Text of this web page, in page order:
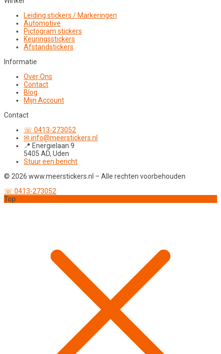
Leiding stickers / Markeringen
Automotive
Pictogram stickers
Keuringsstickers
Afstandstickers
Informatie
Over Ons
Contact
Blog
Mijn Account
Contact
☏ 0413-273052
✉ info@meerstickers.nl
📍 Energielaan 9
5405 AD, Uden
Stuur een bericht
© 2026 www.meerstickers.nl – Alle rechten voorbehouden
☏ 0413-273052
Top